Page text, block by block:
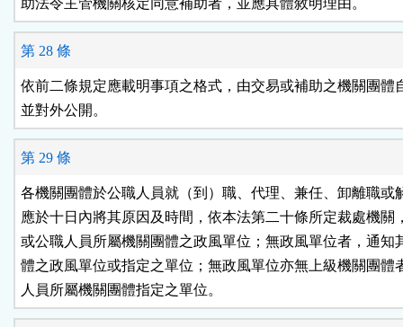
助法令主管機關核定同意補助者，並應具體敘明理由。
第 28 條
依前二條規定應載明事項之格式，由交易或補助之機關團體
並對外公開。
第 29 條
各機關團體於公職人員就（到）職、代理、兼任、卸離職或
應於十日內將其原因及時間，依本法第二十條所定裁處機關
或公職人員所屬機關團體之政風單位；無政風單位者，通知
體之政風單位或指定之單位；無政風單位亦無上級機關團體
人員所屬機關團體指定之單位。